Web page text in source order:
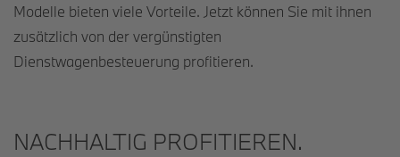
Modelle bieten viele Vorteile. Jetzt können Sie mit ihnen
zusätzlich von der vergünstigten
Dienstwagenbesteuerung profitieren.
NACHHALTIG PROFITIEREN.